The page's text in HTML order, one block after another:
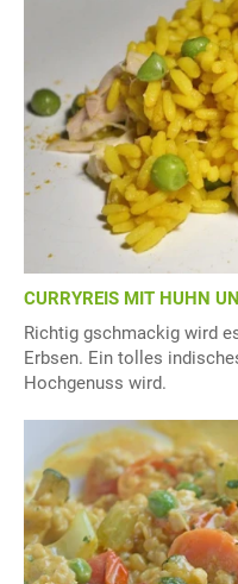
CURRYREIS MIT HUHN
Richtig gschmackig wird
Erbsen. Ein tolles
Hochgenuss wird.